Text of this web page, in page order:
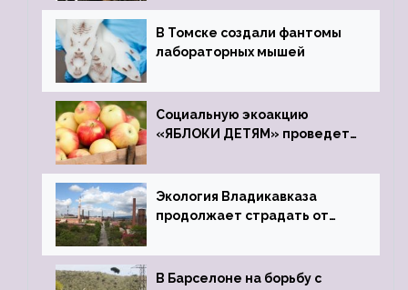
В Томске создали фантомы
лабораторных мышей
Социальную экоакцию
«ЯБЛОКИ ДЕТЯМ» проведет
Экология Владикавказа
продолжает страдать от
В Барселоне на борьбу с